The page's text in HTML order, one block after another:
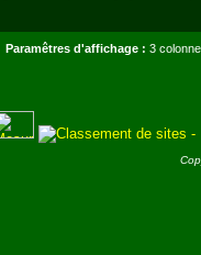
Paramêtres d'affichage : 3